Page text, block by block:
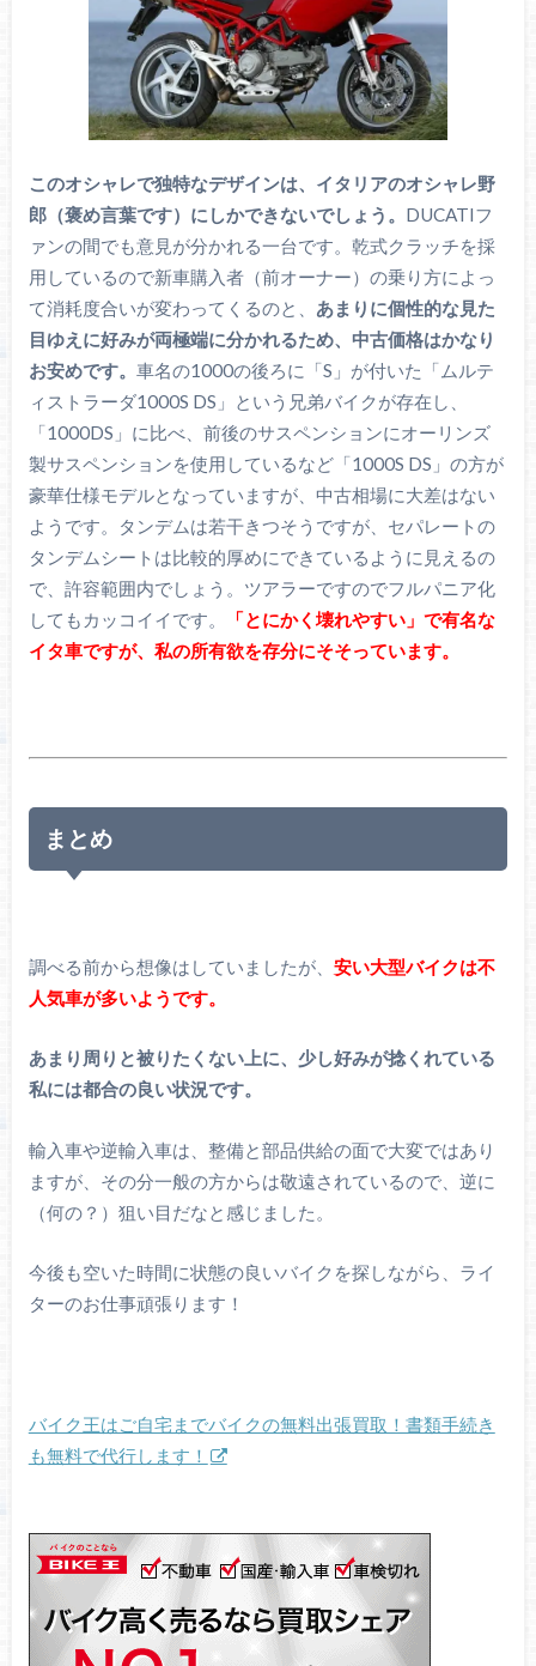
このオシャレで独特なデザインは、イタリアのオシャレ野
郎（褒め言葉です）にしかできないでしょう。 DUCATIフ
ァンの間でも意見が分かれる一台です。乾式クラッチを採
用しているので新車購入者（前オーナー）の乗り方によっ
て消耗度合いが変わってくるのと、 あまりに個性的な見た
目ゆえに好みが両極端に分かれるため、中古価格はかなり
お安めです。 車名の1000の後ろに「S」が付いた「ムルテ
ィストラーダ1000S DS」という兄弟バイクが存在し、
「1000DS」に比べ、前後のサスペンションにオーリンズ
製サスペンションを使用しているなど「1000S DS」の方が
豪華仕様モデルとなっていますが、中古相場に大差はない
ようです。タンデムは若干きつそうですが、セパレートの
タンデムシートは比較的厚めにできているように見えるの
で、許容範囲内でしょう。ツアラーですのでフルパニア化
してもカッコイイです。
「とにかく壊れやすい」で有名な
イタ車ですが、私の所有欲を存分にそそっています。
まとめ
調べる前から想像はしていましたが、 安い大型バイクは不
人気車が多いようです。
あまり周りと被りたくない上に、少し好みが捻くれている
私には都合の良い状況です。
輸入車や逆輸入車は、整備と部品供給の面で大変ではあり
ますが、その分一般の方からは敬遠されているので、逆に
（何の？）狙い目だなと感じました。
今後も空いた時間に状態の良いバイクを探しながら、ライ
ターのお仕事頑張ります！
バイク王はご自宅までバイクの無料出張買取！書類手続き
も無料で代行します！